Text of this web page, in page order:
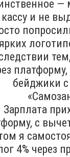
—
кассу и не
ярких
бейджики
Зарплата
с
я
4% через